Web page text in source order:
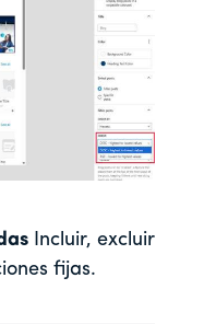
Incluir, excluir
fijas.